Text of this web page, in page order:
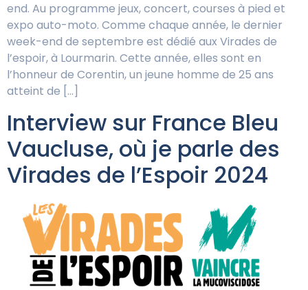
end. Au programme jeux, concert, courses à pied et
expo auto-moto. Comme chaque année, le dernier
week-end de septembre est dédié aux Virades de
l’espoir, à Lourmarin. Cette année, elles sont en
l’honneur de Corentin, un jeune homme de 25 ans
atteint de […]
Interview sur France Bleu
Vaucluse, où je parle des
Virades de l’Espoir 2024